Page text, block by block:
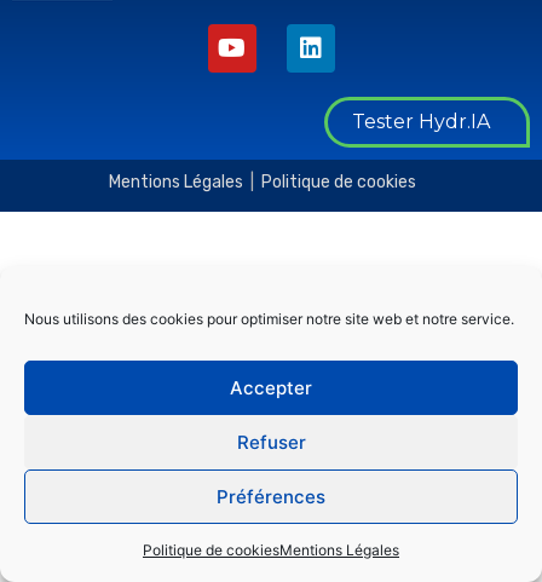
Nous utilisons des cookies pour optimiser notre site web et notre service.
Accepter
Refuser
Préférences
Politique de cookiesMentions Légales
Y
o
b
e
L
i
d
i
n
Tester Hydr.IA
Mentions Légales Politique de cookies